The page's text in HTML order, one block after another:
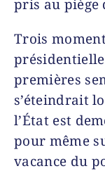
pris au piège
Trois
premières
s’éteindrait
l’État est
pour même
vacance du